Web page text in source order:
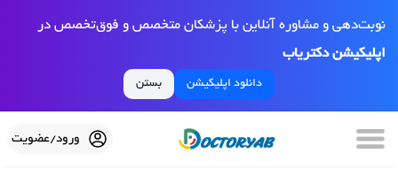
نوبت‌دهی و مشاوره آنلاین با پزشکان متخصص و فوق‌تخصص در
اپلیکیشن دکتریاب
دانلود اپلیکیشن بستن
ورود/عضویت